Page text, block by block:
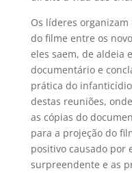
Os líderes
do filme entre os
eles saem, de aldeia
documentário e
prática do
destas reuniões,
as cópias do
para a projeção do
positivo causado por
surpreendente e as